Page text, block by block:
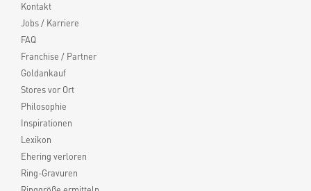
Kontakt
Jobs / Karriere
FAQ
Franchise / Partner
Goldankauf
Stores vor Ort
Philosophie
Inspirationen
Lexikon
Ehering verloren
Ring-Gravuren